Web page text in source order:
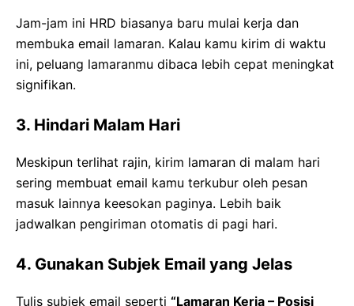
Jam-jam ini HRD biasanya baru mulai kerja dan
membuka email lamaran. Kalau kamu kirim di waktu
ini, peluang lamaranmu dibaca lebih cepat meningkat
signifikan.
3. Hindari Malam Hari
Meskipun terlihat rajin, kirim lamaran di malam hari
sering membuat email kamu terkubur oleh pesan
masuk lainnya keesokan paginya. Lebih baik
jadwalkan pengiriman otomatis di pagi hari.
4. Gunakan Subjek Email yang Jelas
Tulis subjek email seperti “Lamaran Kerja – Posisi